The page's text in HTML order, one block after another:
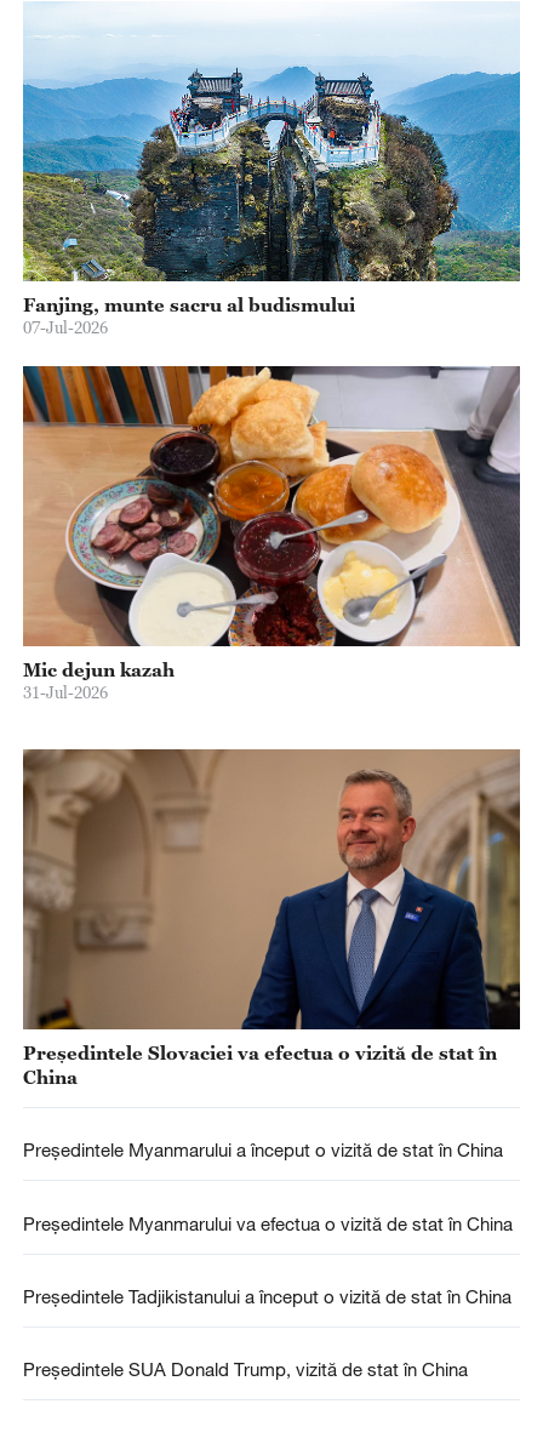
Fanjing, munte sacru al budismului
07-Jul-2026
Mic dejun kazah
31-Jul-2026
Președintele Slovaciei va efectua o vizită de stat în
China
Președintele Myanmarului a început o vizită de stat în China
Președintele Myanmarului va efectua o vizită de stat în China
Președintele Tadjikistanului a început o vizită de stat în China
Președintele SUA Donald Trump, vizită de stat în China